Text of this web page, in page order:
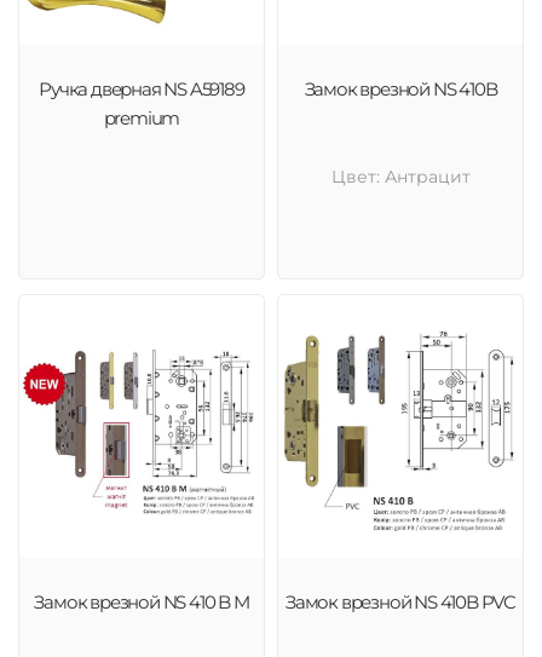
Ручка дверная NS A59189
premium
Замок врезной NS 410B
Цвет: Антрацит
Замок врезной NS 410 B M Замок врезной NS 410B PVC